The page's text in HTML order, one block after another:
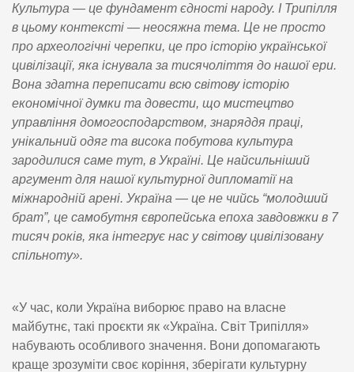
Культура — це фундамент єдності народу. І Трипілля
в цьому контексті — неосяжна тема. Це не просто
про археологічні черепки, це про історію української
цивілізації, яка існувала за тисячоліття до нашої ери.
Вона здатна переписати всю світову історію
економічної думки та довести, що мистецтво
управління домогосподарством, знаряддя праці,
унікальний одяг та висока побутова культура
зародилися саме тут, в Україні. Це найсильніший
аргумент для нашої культурної дипломатії на
міжнародній арені. Україна — це не чийсь “молодший
брат”, це самобутня європейська епоха завдовжки в 7
тисяч років, яка інтегрує нас у світову цивілізовану
спільноту».
«У час, коли Україна виборює право на власне
майбутнє, такі проєкти як «Україна. Світ Трипілля»
набувають особливого значення. Вони допомагають
краще зрозуміти своє коріння, зберігати культурну